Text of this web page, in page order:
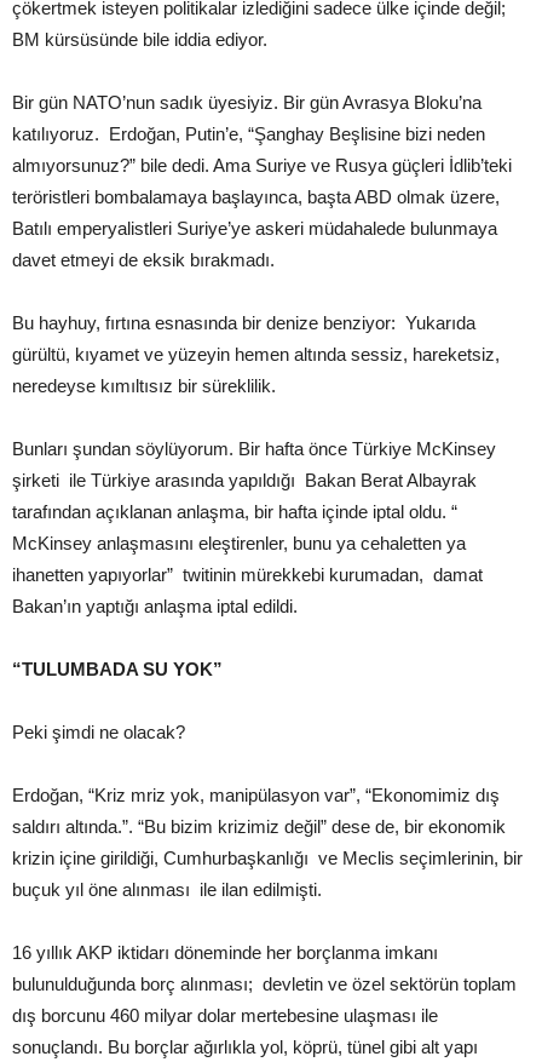
çökertmek isteyen politikalar izlediğini sadece ülke içinde değil;
BM kürsüsünde bile iddia ediyor.
Bir gün NATO’nun sadık üyesiyiz. Bir gün Avrasya Bloku’na
katılıyoruz. Erdoğan, Putin’e, “Şanghay Beşlisine bizi neden
almıyorsunuz?” bile dedi. Ama Suriye ve Rusya güçleri İdlib’teki
teröristleri bombalamaya başlayınca, başta ABD olmak üzere,
Batılı emperyalistleri Suriye’ye askeri müdahalede bulunmaya
davet etmeyi de eksik bırakmadı.
Bu hayhuy, fırtına esnasında bir denize benziyor: Yukarıda
gürültü, kıyamet ve yüzeyin hemen altında sessiz, hareketsiz,
neredeyse kımıltısız bir süreklilik.
Bunları şundan söylüyorum. Bir hafta önce Türkiye McKinsey
şirketi ile Türkiye arasında yapıldığı Bakan Berat Albayrak
tarafından açıklanan anlaşma, bir hafta içinde iptal oldu. “
McKinsey anlaşmasını eleştirenler, bunu ya cehaletten ya
ihanetten yapıyorlar” twitinin mürekkebi kurumadan, damat
Bakan’ın yaptığı anlaşma iptal edildi.
“TULUMBADA SU YOK”
Peki şimdi ne olacak?
Erdoğan, “Kriz mriz yok, manipülasyon var”, “Ekonomimiz dış
saldırı altında.”. “Bu bizim krizimiz değil” dese de, bir ekonomik
krizin içine girildiği, Cumhurbaşkanlığı ve Meclis seçimlerinin, bir
buçuk yıl öne alınması ile ilan edilmişti.
16 yıllık AKP iktidarı döneminde her borçlanma imkanı
bulunulduğunda borç alınması; devletin ve özel sektörün toplam
dış borcunu 460 milyar dolar mertebesine ulaşması ile
sonuçlandı. Bu borçlar ağırlıkla yol, köprü, tünel gibi alt yapı